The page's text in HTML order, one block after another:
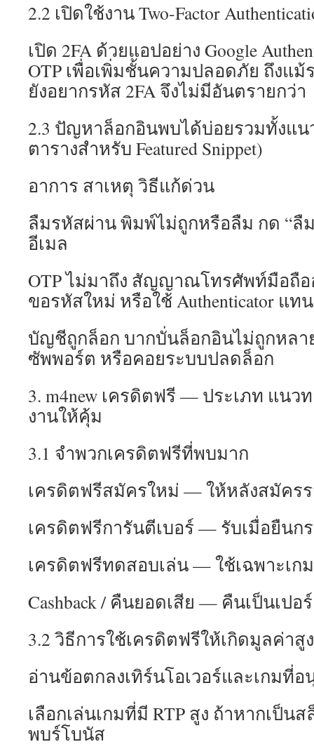
2.2 เปิดใช้งาน Two-Factor
เปิด 2FA ด้วยแอปอย่าง Google
OTP เพื่อเพิ่มชั้นความปลอดภัย ถึงแ
ยังอยากรหัส 2FA จึงไม่มีอันตรายกว่า
2.3 ปัญหาล็อกอินพบได้บ่อยรวมทั้งแ
ตารางสำหรับ Featured Snippet)
อาการ สาเหตุ วิธีแก้ด่วน
ลืมรหัสผ่าน พิมพ์ไม่ถูกหรือลืม กด “ลื
อีเมล
OTP ไม่มาถึง สัญญาณโทรศัพท์มือถือ
ขอรหัสใหม่ หรือใช้ Authenticator แทน
บัญชีถูกล็อก บากบั่นล็อกอินไม่ถูกหลา
ซัพพอร์ต หรือคอยระบบปลดล็อก
3. m4new เครดิตฟรี — ประเภท แนว
งานให้คุ้ม
3.1 จำพวกเครดิตฟรีที่พบมาก
เครดิตฟรีสมัครใหม่ — ให้หลังสมัคร
เครดิตฟรีการันตีเบอร์ — รับเมื่อยืนกร
เครดิตฟรีทดสอบเล่น — ใช้เฉพาะเก
Cashback / คืนยอดเสีย — คืนเป็นเปอ
3.2 วิธีการใช้เครดิตฟรีให้เกิดมูลค่าสู
อ่านข้อตกลงเทิร์นโอเวอร์และเกมที่
เลือกเล่นเกมที่มี RTP สูง ถ้าหากเป็น
พบร์โบนัส